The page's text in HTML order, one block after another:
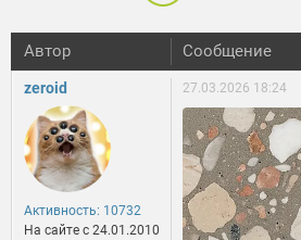
Автор Сообщение
zeroid
Активность: 10732
На сайте c 24.01.2010
27.03.2026 18:24